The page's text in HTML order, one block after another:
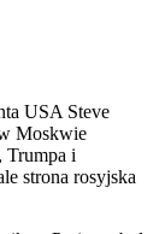
USA Steve
Moskwie
Trumpa i
strona rosyjska